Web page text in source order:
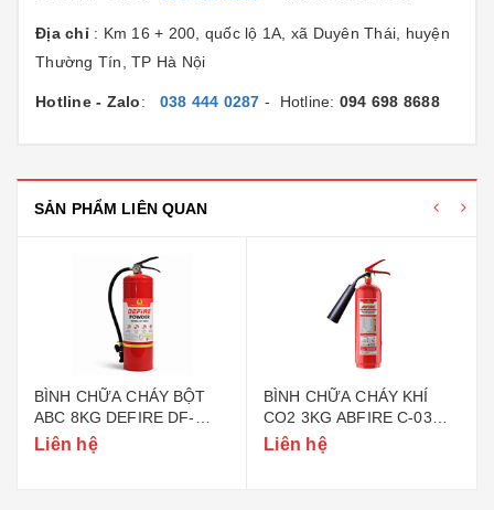
Địa chỉ : Km 16 + 200, quốc lộ 1A, xã Duyên Thái, huyện
Thường Tín, TP Hà Nội
Hotline - Zalo: 038 444 0287 - Hotline: 094 698 8688
SẢN PHẨM LIÊN QUAN
BÌNH CHỮA CHÁY BỘT
ABC 8KG DEFIRE DF-
ABC8 (BỘ CÔNG AN)
Liên hệ
BÌNH CHỮA CHÁY KHÍ
CO2 3KG ABFIRE C-03
(TEM BỘ CÔNG AN)
Liên hệ